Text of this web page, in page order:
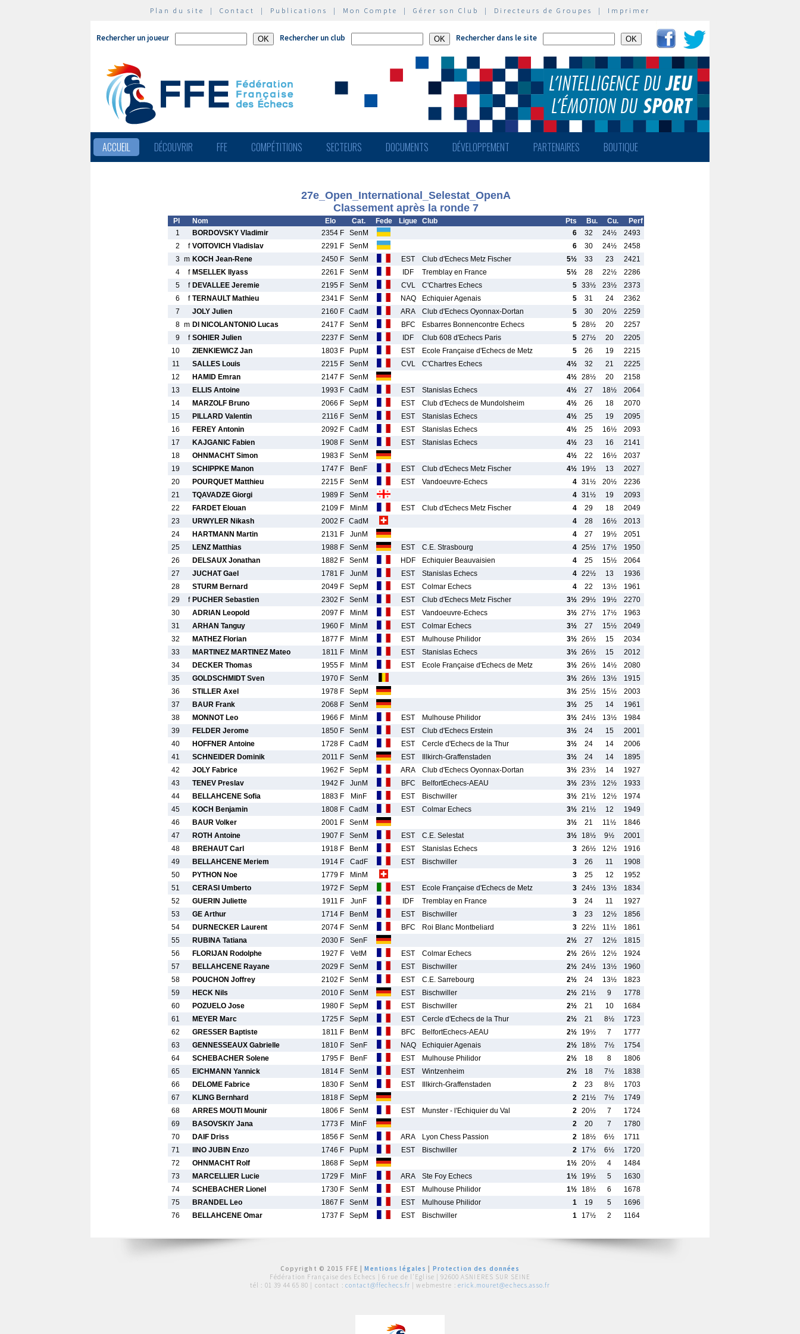
Plan du site | Contact | Publications | Mon Compte | Gérer son Club | Directeurs de Groupes | Imprimer
Rechercher un joueur Rechercher un club Rechercher dans le site
ACCUEIL DÉCOUVRIR FFE COMPÉTITIONS SECTEURS DOCUMENTS DÉVELOPPEMENT PARTENAIRES BOUTIQUE
27e_Open_International_Selestat_OpenA
Classement après la ronde 7
Pl Nom Elo Cat. Fede Ligue Club Pts Bu. Cu.
Perf
1
BORDOVSKY Vladimir 2354 F SenM 6 32 24½
2493
2
f VOITOVICH Vladislav 2291 F SenM 6 30 24½
2458
3 m KOCH Jean-Rene 2450 F SenM EST Club d'Echecs Metz Fischer 5½ 33 23
2421
4
f MSELLEK Ilyass 2261 F SenM IDF Tremblay en France 5½ 28 22½
2286
5
f DEVALLEE Jeremie 2195 F SenM CVL C'Chartres Echecs 5 33½ 23½
2373
6
f TERNAULT Mathieu 2341 F SenM NAQ Echiquier Agenais 5 31 24
2362
7
JOLY Julien 2160 F CadM ARA Club d'Echecs Oyonnax-Dortan 5 30 20½
2259
8 m DI NICOLANTONIO Lucas 2417 F SenM BFC Esbarres Bonnencontre Echecs 5 28½ 20
2257
9
f SOHIER Julien 2237 F SenM IDF Club 608 d'Echecs Paris 5 27½ 20
2205
10
ZIENKIEWICZ Jan 1803 F PupM EST Ecole Française d'Echecs de Metz 5 26 19
2215
11
SALLES Louis 2215 F SenM CVL C'Chartres Echecs 4½ 32 21
2225
12
HAMID Emran 2147 F SenM 4½ 28½ 20
2158
13
ELLIS Antoine 1993 F CadM EST Stanislas Echecs 4½ 27 18½
2064
14
MARZOLF Bruno 2066 F SepM EST Club d'Echecs de Mundolsheim 4½ 26 18
2070
15
PILLARD Valentin 2116 F SenM EST Stanislas Echecs 4½ 25 19
2095
16
FEREY Antonin 2092 F CadM EST Stanislas Echecs 4½ 25 16½
2093
17
KAJGANIC Fabien 1908 F SenM EST Stanislas Echecs 4½ 23 16
2141
18
OHNMACHT Simon 1983 F SenM 4½ 22 16½
2037
19
SCHIPPKE Manon 1747 F BenF EST Club d'Echecs Metz Fischer 4½ 19½ 13
2027
20
POURQUET Matthieu 2215 F SenM EST Vandoeuvre-Echecs 4 31½ 20½
2236
21
TQAVADZE Giorgi 1989 F SenM 4 31½ 19
2093
22
FARDET Elouan 2109 F MinM EST Club d'Echecs Metz Fischer 4 29 18
2049
23
URWYLER Nikash 2002 F CadM 4 28 16½
2013
24
HARTMANN Martin 2131 F JunM 4 27 19½
2051
25
LENZ Matthias 1988 F SenM EST C.E. Strasbourg 4 25½ 17½
1950
26
DELSAUX Jonathan 1882 F SenM HDF Echiquier Beauvaisien 4 25 15½
2064
27
JUCHAT Gael 1781 F JunM EST Stanislas Echecs 4 22½ 13
1936
28
STURM Bernard 2049 F SepM EST Colmar Echecs 4 22 13½
1961
29
f PUCHER Sebastien 2302 F SenM EST Club d'Echecs Metz Fischer 3½ 29½ 19½
2270
30
ADRIAN Leopold 2097 F MinM EST Vandoeuvre-Echecs 3½ 27½ 17½
1963
31
ARHAN Tanguy 1960 F MinM EST Colmar Echecs 3½ 27 15½
2049
32
MATHEZ Florian 1877 F MinM EST Mulhouse Philidor 3½ 26½ 15
2034
33
MARTINEZ MARTINEZ Mateo 1811 F MinM EST Stanislas Echecs 3½ 26½ 15
2012
34
DECKER Thomas 1955 F MinM EST Ecole Française d'Echecs de Metz 3½ 26½ 14½
2080
35
GOLDSCHMIDT Sven 1970 F SenM 3½ 26½ 13½
1915
36
STILLER Axel 1978 F SepM 3½ 25½ 15½
2003
37
BAUR Frank 2068 F SenM 3½ 25 14
1961
38
MONNOT Leo 1966 F MinM EST Mulhouse Philidor 3½ 24½ 13½
1984
39
FELDER Jerome 1850 F SenM EST Club d'Echecs Erstein 3½ 24 15
2001
40
HOFFNER Antoine 1728 F CadM EST Cercle d'Echecs de la Thur 3½ 24 14
2006
41
SCHNEIDER Dominik 2011 F SenM EST Illkirch-Graffenstaden 3½ 24 14
1895
42
JOLY Fabrice 1962 F SepM ARA Club d'Echecs Oyonnax-Dortan 3½ 23½ 14
1927
43
TENEV Preslav 1942 F JunM BFC BelfortEchecs-AEAU 3½ 23½ 12½
1933
44
BELLAHCENE Sofia 1883 F MinF EST Bischwiller 3½ 21½ 12½
1974
45
KOCH Benjamin 1808 F CadM EST Colmar Echecs 3½ 21½ 12
1949
46
BAUR Volker 2001 F SenM 3½ 21 11½
1846
47
ROTH Antoine 1907 F SenM EST C.E. Selestat 3½ 18½ 9½
2001
48
BREHAUT Carl 1918 F BenM EST Stanislas Echecs 3 26½ 12½
1916
49
BELLAHCENE Meriem 1914 F CadF EST Bischwiller 3 26 11
1908
50
PYTHON Noe 1779 F MinM 3 25 12
1952
51
CERASI Umberto 1972 F SepM EST Ecole Française d'Echecs de Metz 3 24½ 13½
1834
52
GUERIN Juliette 1911 F JunF IDF Tremblay en France 3 24 11
1927
53
GE Arthur 1714 F BenM EST Bischwiller 3 23 12½
1856
54
DURNECKER Laurent 2074 F SenM BFC Roi Blanc Montbeliard 3 22½ 11½
1861
55
RUBINA Tatiana 2030 F SenF 2½ 27 12½
1815
56
FLORIJAN Rodolphe 1927 F VetM EST Colmar Echecs 2½ 26½ 12½
1924
57
BELLAHCENE Rayane 2029 F SenM EST Bischwiller 2½ 24½ 13½
1960
58
POUCHON Joffrey 2102 F SenM EST C.E. Sarrebourg 2½ 24 13½
1823
59
HECK Nils 2010 F SenM EST Bischwiller 2½ 21½ 9
1778
60
POZUELO Jose 1980 F SepM EST Bischwiller 2½ 21 10
1684
61
MEYER Marc 1725 F SepM EST Cercle d'Echecs de la Thur 2½ 21 8½
1723
62
GRESSER Baptiste 1811 F BenM BFC BelfortEchecs-AEAU 2½ 19½ 7
1777
63
GENNESSEAUX Gabrielle 1810 F SenF NAQ Echiquier Agenais 2½ 18½ 7½
1754
64
SCHEBACHER Solene 1795 F BenF EST Mulhouse Philidor 2½ 18 8
1806
65
EICHMANN Yannick 1814 F SenM EST Wintzenheim 2½ 18 7½
1838
66
DELOME Fabrice 1830 F SenM EST Illkirch-Graffenstaden 2 23 8½
1703
67
KLING Bernhard 1818 F SepM 2 21½ 7½
1749
68
ARRES MOUTI Mounir 1806 F SenM EST Munster - l'Echiquier du Val 2 20½ 7
1724
69
BASOVSKIY Jana 1773 F MinF 2 20 7
1780
70
DAIF Driss 1856 F SenM ARA Lyon Chess Passion 2 18½ 6½
1711
71
IINO JUBIN Enzo 1746 F PupM EST Bischwiller 2 17½ 6½
1720
72
OHNMACHT Rolf 1868 F SepM 1½ 20½ 4
1484
73
MARCELLIER Lucie 1729 F MinF ARA Ste Foy Echecs 1½ 19½ 5
1630
74
SCHEBACHER Lionel 1730 F SenM EST Mulhouse Philidor 1½ 18½ 6
1678
75
BRANDEL Leo 1867 F SenM EST Mulhouse Philidor 1 19 5
1696
76
BELLAHCENE Omar 1737 F SepM EST Bischwiller 1 17½ 2 1164
Copyright © 2015 FFE |Mentions légales
Protection des données
Fédération Française des Echecs | 6 rue de l'Eglise | 92600 ASNIERES SUR SEINE
tél : 01 39 44 65 80 | contact : contact@ffechecs.fr | webmestre : erick.mouret@echecs.asso.fr